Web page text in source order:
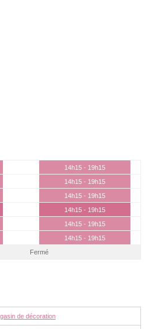
14h15 - 19h15
14h15 - 19h15
14h15 - 19h15
14h15 - 19h15
14h15 - 19h15
14h15 - 19h15
Fermé
de décoration